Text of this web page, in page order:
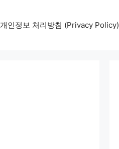
개인정보 처리방침 (Privacy Policy)